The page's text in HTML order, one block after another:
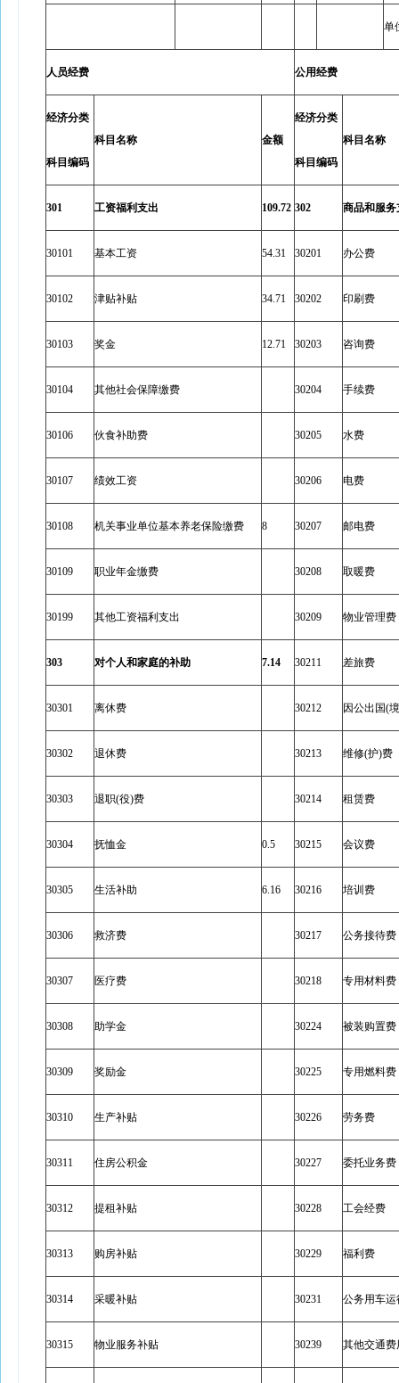
单
人员经费 公用经费
经济分类
科目编码
科目名称 金额
经济分类
科目编码
科目名称
301 工资福利支出 109.72 302 商品和服务
30101 基本工资 54.31 30201 办公费
30102 津贴补贴 34.71 30202 印刷费
30103 奖金 12.71 30203 咨询费
30104 其他社会保障缴费 30204 手续费
30106 伙食补助费 30205 水费
30107 绩效工资 30206 电费
30108 机关事业单位基本养老保险缴费 8 30207 邮电费
30109 职业年金缴费 30208 取暖费
30199 其他工资福利支出 30209 物业管理费
303 对个人和家庭的补助 7.14 30211 差旅费
30301 离休费 30212 因公出国(
30302 退休费 30213 维修(护)费
30303 退职(役)费 30214 租赁费
30304 抚恤金 0.5 30215 会议费
30305 生活补助 6.16 30216 培训费
30306 救济费 30217 公务接待费
30307 医疗费 30218 专用材料费
30308 助学金 30224 被装购置费
30309 奖励金 30225 专用燃料费
30310 生产补贴 30226 劳务费
30311 住房公积金 30227 委托业务费
30312 提租补贴 30228 工会经费
30313 购房补贴 30229 福利费
30314 采暖补贴 30231 公务用车运
30315 物业服务补贴 30239 其他交通费